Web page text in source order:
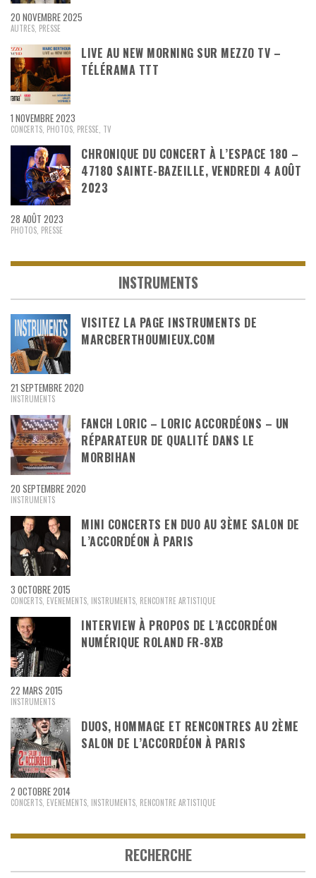
20 NOVEMBRE 2025
AUTRES PRESSE
LIVE AU NEW MORNING SUR MEZZO TV –
TÉLÉRAMA TTT
1 NOVEMBRE 2023
CONCERTS PHOTOS PRESSE TV
CHRONIQUE DU CONCERT À L’ESPACE 180 –
47180 SAINTE-BAZEILLE, VENDREDI 4 AOÛT
2023
28 AOÛT 2023
PHOTOS PRESSE
INSTRUMENTS
VISITEZ LA PAGE INSTRUMENTS DE
MARCBERTHOUMIEUX.COM
21 SEPTEMBRE 2020
INSTRUMENTS
FANCH LORIC – LORIC ACCORDÉONS – UN
RÉPARATEUR DE QUALITÉ DANS LE
MORBIHAN
20 SEPTEMBRE 2020
INSTRUMENTS
MINI CONCERTS EN DUO AU 3ÈME SALON DE
L’ACCORDÉON À PARIS
3 OCTOBRE 2015
CONCERTS EVENEMENTS INSTRUMENTS RENCONTRE ARTISTIQUE
INTERVIEW À PROPOS DE L’ACCORDÉON
NUMÉRIQUE ROLAND FR-8XB
22 MARS 2015
INSTRUMENTS
DUOS, HOMMAGE ET RENCONTRES AU 2ÈME
SALON DE L’ACCORDÉON À PARIS
2 OCTOBRE 2014
CONCERTS EVENEMENTS INSTRUMENTS RENCONTRE ARTISTIQUE
RECHERCHE